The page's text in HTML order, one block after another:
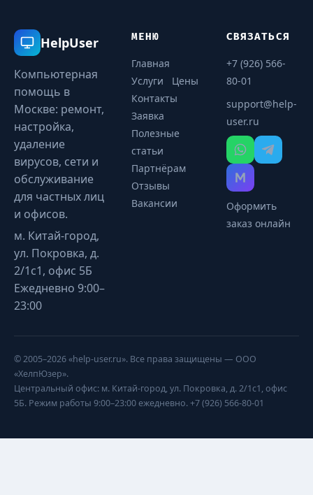
HelpUser
Компьютерная
помощь в
Москве: ремонт,
настройка,
удаление
вирусов, сети и
обслуживание
для частных лиц
и офисов.
м. Китай-город,
ул. Покровка, д.
2/1с1, офис 5Б
Ежедневно 9:00–
23:00
МЕНЮ
Главная
Услуги
Цены
Контакты
Заявка
Полезные
статьи
Партнёрам
Отзывы
Вакансии
СВЯЗАТЬСЯ
+7 (926) 566-
80-01
support@help-
user.ru
Оформить
заказ онлайн
© 2005–2026 «help-user.ru». Все права защищены — ООО
«ХелпЮзер».
Центральный офис: м. Китай-город, ул. Покровка, д. 2/1с1, офис
5Б. Режим работы 9:00–23:00 ежедневно. +7 (926) 566-80-01